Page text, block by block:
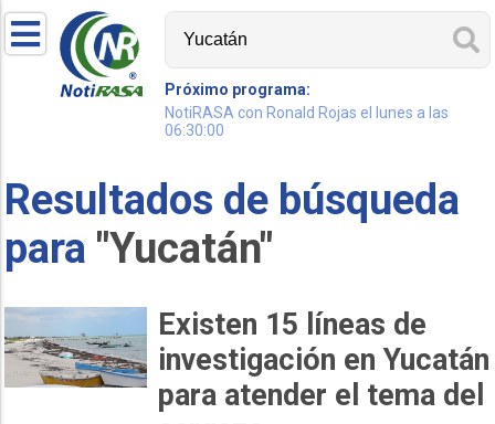
Próximo programa:
NotiRASA con Ronald Rojas el lunes a las
06:30:00
Resultados de búsqueda
para "Yucatán"
Existen 15 líneas de
investigación en Yucatán
para atender el tema del